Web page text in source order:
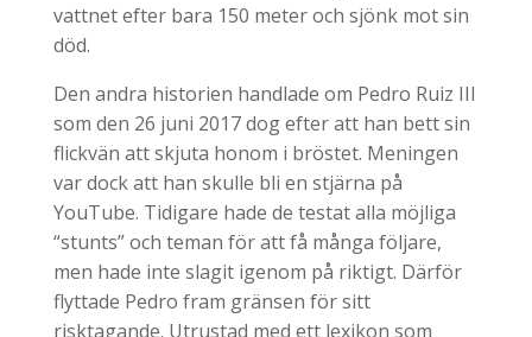
vattnet efter bara 150 meter och sjönk mot sin
död.
Den andra historien handlade om Pedro Ruiz III
som den 26 juni 2017 dog efter att han bett sin
flickvän att skjuta honom i bröstet. Meningen
var dock att han skulle bli en stjärna på
YouTube. Tidigare hade de testat alla möjliga
“stunts” och teman för att få många följare,
men hade inte slagit igenom på riktigt. Därför
flyttade Pedro fram gränsen för sitt
risktagande. Utrustad med ett lexikon som